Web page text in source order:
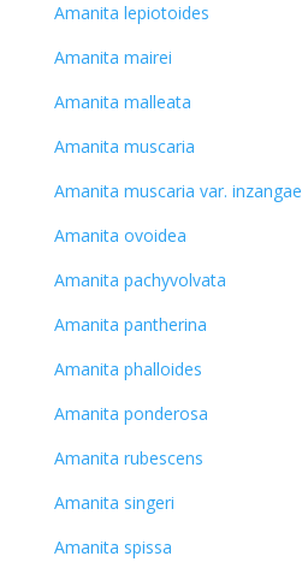
Amanita lepiotoides
Amanita mairei
Amanita malleata
Amanita muscaria
Amanita muscaria var. inzangae
Amanita ovoidea
Amanita pachyvolvata
Amanita pantherina
Amanita phalloides
Amanita ponderosa
Amanita rubescens
Amanita singeri
Amanita spissa